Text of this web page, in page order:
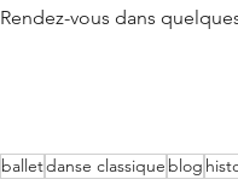
Rendez-vous dans
balletdanse classique blog